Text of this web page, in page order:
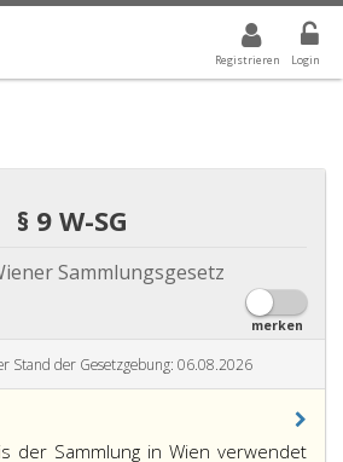
Registrieren Login
GEWÄHLTER WERT IST ALLE
§ 9 W-SG
Sammlungsgesetz
merken
Stand der Gesetzgebung: 06.08.2026
der Sammlung in Wien verwendet